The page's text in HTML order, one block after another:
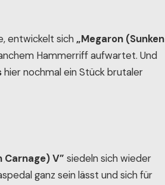
entwickelt sich „Megaron (Sunken
Hammerriff aufwartet. Und
hier nochmal ein Stück brutaler
Carnage) V” siedeln sich wieder
ganz sein lässt und sich für